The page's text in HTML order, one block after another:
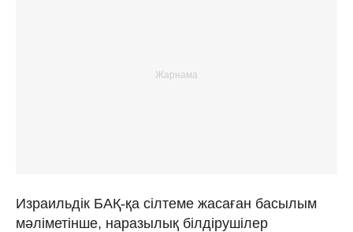
Израильдік БАҚ-қа сілтеме жасаған басылым
мәліметінше, наразылық білдірушілер